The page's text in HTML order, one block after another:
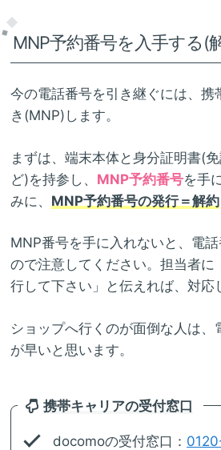
MNP予約番号を入手する(
今の電話番号を引き継ぐには、携
き(MNP)します。
まずは、端末本体と身分証明書(
ど)を持参し、 MNP予約番号を手
みに、 MNP予約番号の発行＝解約
MNP番号を手に入れないと、電
ので注意してください。担当者に
行して下さい」と伝えれば、対応
ショップへ行くのが面倒な人は、
が早いと思います。
携帯キャリアの受付窓口
docomoの受付窓口：